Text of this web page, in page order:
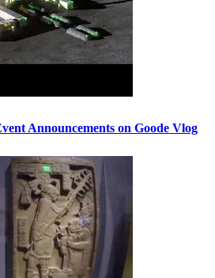
Announcements on Goode Vlog